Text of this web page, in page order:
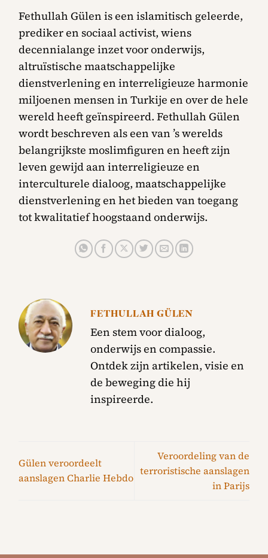
Fethullah Gülen is een islamitisch geleerde,
prediker en sociaal activist, wiens
decennialange inzet voor onderwijs,
altruïstische maatschappelijke
dienstverlening en interreligieuze harmonie
miljoenen mensen in Turkije en over de hele
wereld heeft geïnspireerd. Fethullah Gülen
wordt beschreven als een van ’s werelds
belangrijkste moslimfiguren en heeft zijn
leven gewijd aan interreligieuze en
interculturele dialoog, maatschappelijke
dienstverlening en het bieden van toegang
tot kwalitatief hoogstaand onderwijs.
FETHULLAH GÜLEN
Een stem voor dialoog,
onderwijs en compassie.
Ontdek zijn artikelen, visie en
de beweging die hij
inspireerde.
Gülen veroordeelt
aanslagen Charlie Hebdo
Veroordeling van de
terroristische aanslagen
in Parijs